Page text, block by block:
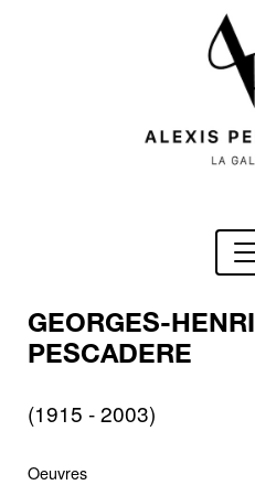
GEORGES-HENRI
PESCADERE
(1915 - 2003)
Oeuvres